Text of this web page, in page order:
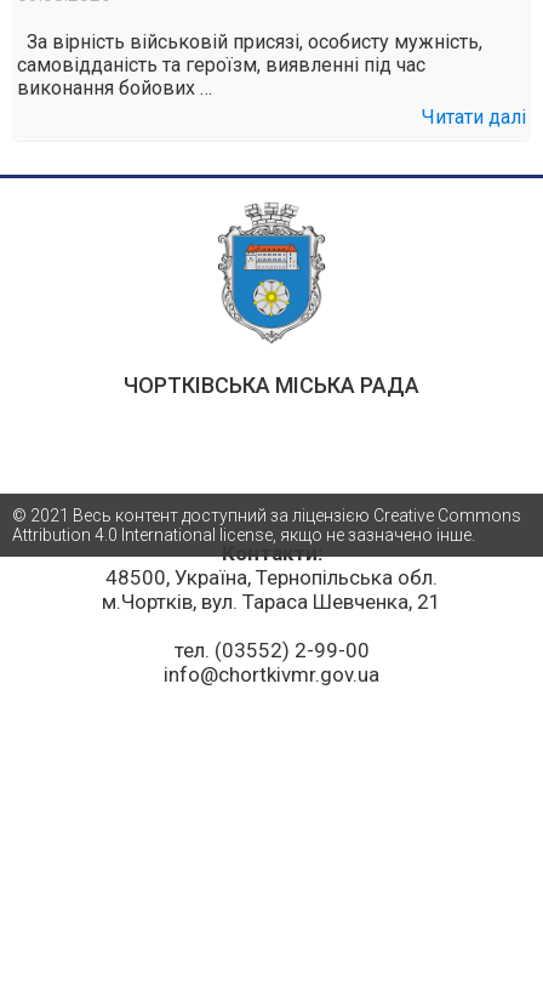
За вірність військовій присязі, особисту мужність,
самовідданість та героїзм, виявленні під час
виконання бойових …
Читати далі
ЧОРТКІВСЬКА МІСЬКА РАДА
Контакти:
48500, Україна, Тернопільська обл.
м.Чортків, вул. Тараса Шевченка, 21
тел. (03552) 2-99-00
info@chortkivmr.gov.ua
© 2021 Весь контент доступний за ліцензією Creative Commons
Attribution 4.0 International license, якщо не зазначено інше.